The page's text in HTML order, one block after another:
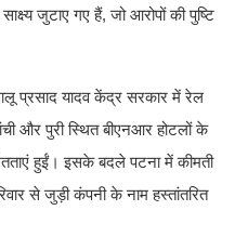
जुटाए गए हैं, जो आरोपों की पुष्टि
प्रसाद यादव केंद्र सरकार में रेल
और पुरी स्थित बीएनआर होटलों के
हुईं। इसके बदले पटना में कीमती
से जुड़ी कंपनी के नाम हस्तांतरित